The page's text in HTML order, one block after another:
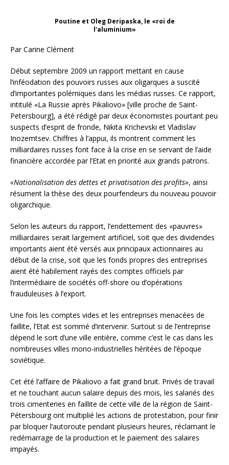
Poutine et Oleg Deripaska, le «roi de
l'aluminium»
Par Carine Clément
Début septembre 2009 un rapport mettant en cause
l’inféodation des pouvoirs russes aux oligarques a suscité
d’importantes polémiques dans les médias russes. Ce rapport,
intitulé «La Russie après Pikaliovo» [ville proche de Saint-
Petersbourg], a été rédigé par deux économistes pourtant peu
suspects d’esprit de fronde, Nikita Krichevski et Vladislav
Inozemtsev. Chiffres à l’appui, ils montrent comment les
milliardaires russes font face à la crise en se servant de l’aide
financière accordée par l’Etat en priorité aux grands patrons.
«Nationalisation des dettes et privatisation des profits», ainsi
résument la thèse des deux pourfendeurs du nouveau pouvoir
oligarchique.
Selon les auteurs du rapport, l’endettement des «pauvres»
milliardaires serait largement artificiel, soit que des dividendes
importants aient été versés aux principaux actionnaires au
début de la crise, soit que les fonds propres des entreprises
aient été habilement rayés des comptes officiels par
l’intermédiaire de sociétés off-shore ou d’opérations
frauduleuses à l’export.
Une fois les comptes vides et les entreprises menacées de
faillite, l’Etat est sommé d’intervenir. Surtout si de l’entreprise
dépend le sort d’une ville entière, comme c’est le cas dans les
nombreuses villes mono-industrielles héritées de l’époque
soviétique.
Cet été l’affaire de Pikaliovo a fait grand bruit. Privés de travail
et ne touchant aucun salaire depuis des mois, les salariés des
trois cimenteries en faillite de cette ville de la région de Saint-
Pétersbourg ont multiplié les actions de protestation, pour finir
par bloquer l’autoroute pendant plusieurs heures, réclamant le
redémarrage de la production et le paiement des salaires
impayés.